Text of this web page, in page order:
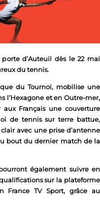
d’Auteuil dès le 22 mai
du tennis.
du Tournoi, mobilise une
l’Hexagone et en Outre-mer,
Français une couverture
de tennis sur terre battue,
avec une prise d’antenne
bout du dernier match de la
également suivre en
sur la plateforme
France TV Sport, grâce au